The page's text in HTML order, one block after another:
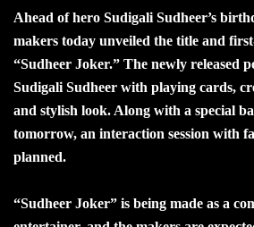
Ahead of hero Sudigali Sudheer’s
makers today unveiled the title and
“Sudheer Joker.” The newly released
Sudigali Sudheer with playing cards,
and stylish look. Along with a special
tomorrow, an interaction session with
planned.
“Sudheer Joker” is being made as a